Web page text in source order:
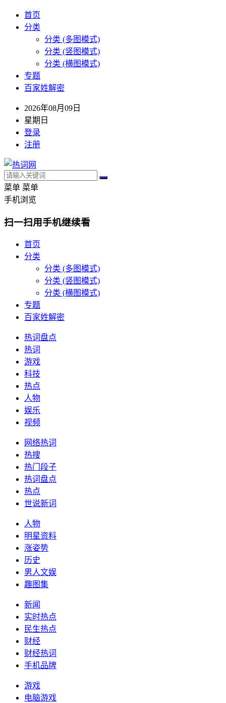
首页
分类
分类 (多图模式)
分类 (竖图模式)
分类 (横图模式)
专题
百家姓解密
2026年08月09日
星期日
登录
注册
菜单 菜单
手机浏览
扫一扫用手机继续看
首页
分类
分类 (多图模式)
分类 (竖图模式)
分类 (横图模式)
专题
百家姓解密
热词盘点
热词
游戏
科技
热点
人物
娱乐
视频
网络热词
热搜
热门段子
热词盘点
热点
世说新词
人物
明星资料
涨姿势
历史
男人文娱
趣图集
新闻
实时热点
民生热点
财经
财经热词
手机品牌
游戏
电脑游戏